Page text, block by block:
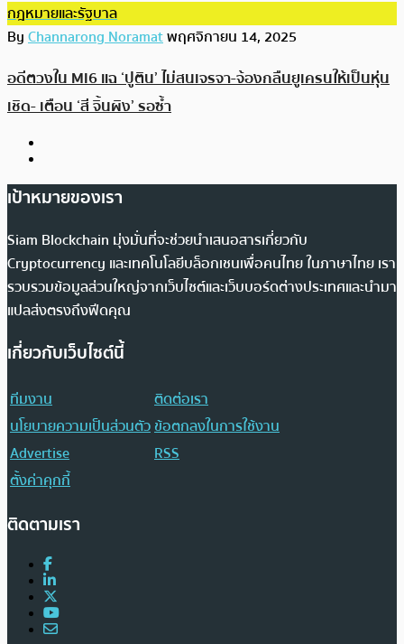
กฎหมายและรัฐบาล
ByChannarong Noramatพฤศจิกายน 14, 2025
อดีตวงใน MI6 แฉ ‘ปูติน’ ไม่สนเจรจา-จ้องกลืนยูเครนให้เป็นหุ่น
เชิด- เตือน ‘สี จิ้นผิง’ รอซ้ำ
เป้าหมายของเรา
Siam Blockchain มุ่งมั่นที่จะช่วยนำเสนอสารเกี่ยวกับ
Cryptocurrency และเทคโนโลยีบล็อกเชนเพื่อคนไทย ในภาษาไทย เรา
รวบรวมข้อมูลส่วนใหญ่จากเว็บไซต์และเว็บบอร์ดต่างประเทศและนำมา
แปลส่งตรงถึงฟีดคุณ
เกี่ยวกับเว็บไซต์นี้
ทีมงาน
ติดต่อเรา
นโยบายความเป็นส่วนตัวข้อตกลงในการใช้งาน
Advertise
RSS
ตั้งค่าคุกกี้
ติดตามเรา